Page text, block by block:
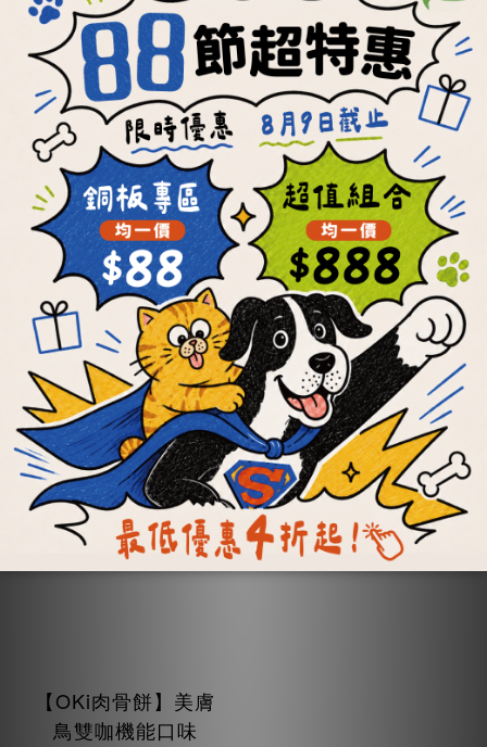
【OKi肉骨餅】低敏
新奇蛋白質機能口
味
NT$250 ~ NT$3,650
NT$7,000
加入購物車
【OKi肉骨餅】毛孩
專屬海陸餐
NT$280 ~ NT$3,870
NT$7,840
加入購物車
每餐最低22元
【OKi肉骨餅】美膚
鳥雙咖機能口味